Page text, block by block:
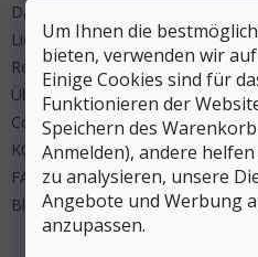
Um Ihnen die
bieten, verwenden wir
Einige Cookies sind für
Funktionieren der
Speichern des
Anmelden), andere
zu analysieren, unsere
Angebote und Werbung
anzupassen.
Datenschutz
Lieferung und Zahlung
Regeln Wettbewerbe
Über uns
Cookies
KONTAKT
FAQ
Blog